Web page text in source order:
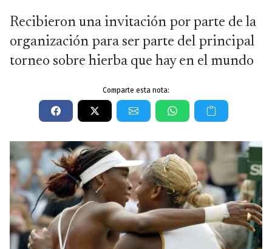
Recibieron una invitación por parte de la
organización para ser parte del principal
torneo sobre hierba que hay en el mundo
Comparte esta nota: